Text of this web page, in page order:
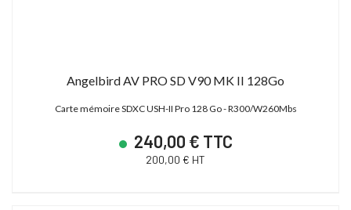
Angelbird AV PRO SD V90 MK II 128Go
Carte mémoire SDXC USH-II Pro 128 Go - R300/W260Mbs
240,00 € TTC
200,00 € HT